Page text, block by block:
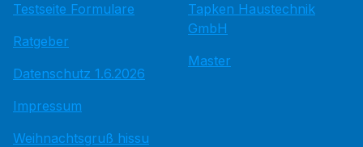
Testseite Formulare
Ratgeber
Datenschutz 1.6.2026
Impressum
Weihnachtsgruß hissu
Tapken Haustechnik
GmbH
Master